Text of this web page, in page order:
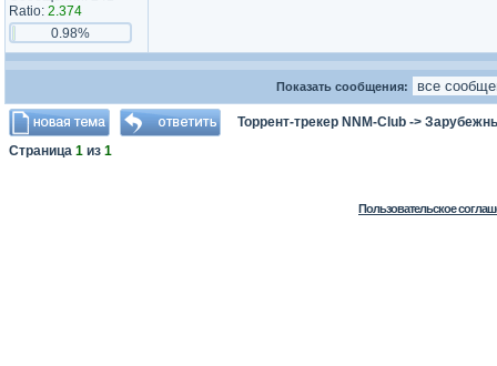
Ratio: 2.374
0.98%
Показать сообщения:
Торрент-трекер NNM-Club ->
Страница 1 из 1
Пользовательское